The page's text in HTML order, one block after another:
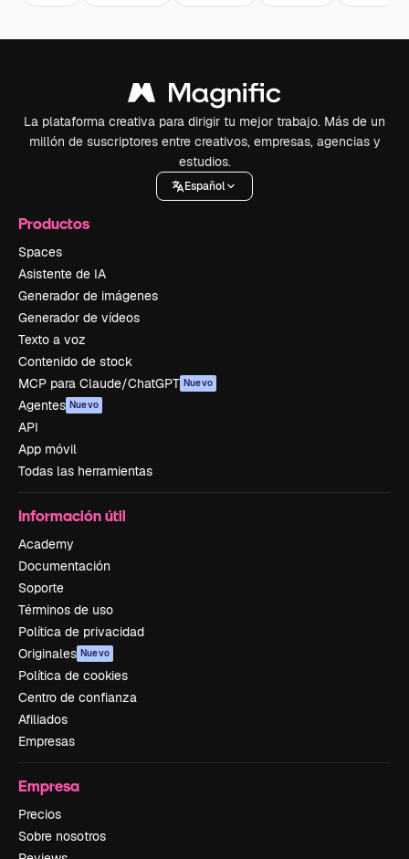
La plataforma creativa para dirigir tu mejor trabajo. Más de un
millón de suscriptores entre creativos, empresas, agencias y
estudios.
Español
Productos
Spaces
Asistente de IA
Generador de imágenes
Generador de vídeos
Texto a voz
Contenido de stock
MCP para Claude/ChatGPT Nuevo
Agentes Nuevo
API
App móvil
Todas las herramientas
Información útil
Academy
Documentación
Soporte
Términos de uso
Política de privacidad
Originales Nuevo
Política de cookies
Centro de confianza
Afiliados
Empresas
Empresa
Precios
Sobre nosotros